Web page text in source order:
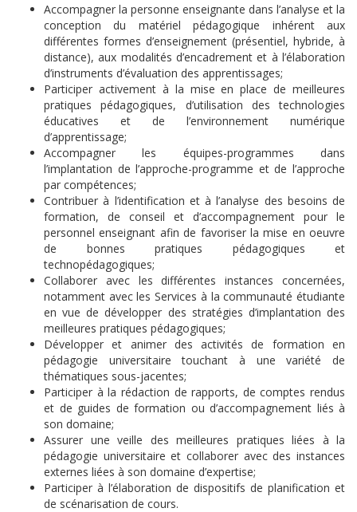
Accompagner la personne enseignante dans l’analyse et la
conception du matériel pédagogique inhérent aux
différentes formes d’enseignement (présentiel, hybride, à
distance), aux modalités d’encadrement et à l’élaboration
d’instruments d’évaluation des apprentissages;
Participer activement à la mise en place de meilleures
pratiques pédagogiques, d’utilisation des technologies
éducatives et de l’environnement numérique
d’apprentissage;
Accompagner les équipes-programmes dans
l’implantation de l’approche-programme et de l’approche
par compétences;
Contribuer à l’identification et à l’analyse des besoins de
formation, de conseil et d’accompagnement pour le
personnel enseignant afin de favoriser la mise en oeuvre
de bonnes pratiques pédagogiques et
technopédagogiques;
Collaborer avec les différentes instances concernées,
notamment avec les Services à la communauté étudiante
en vue de développer des stratégies d’implantation des
meilleures pratiques pédagogiques;
Développer et animer des activités de formation en
pédagogie universitaire touchant à une variété de
thématiques sous-jacentes;
Participer à la rédaction de rapports, de comptes rendus
et de guides de formation ou d’accompagnement liés à
son domaine;
Assurer une veille des meilleures pratiques liées à la
pédagogie universitaire et collaborer avec des instances
externes liées à son domaine d’expertise;
Participer à l’élaboration de dispositifs de planification et
de scénarisation de cours.